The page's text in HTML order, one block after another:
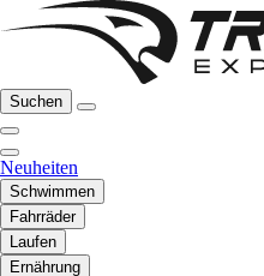
Suchen
Neuheiten
Schwimmen
Fahrräder
Laufen
Ernährung